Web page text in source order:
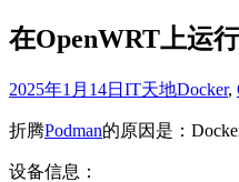
在OpenWRT上运
2025年1月14日 IT天地Docker,
折腾Podman的原因是：
设备信息：